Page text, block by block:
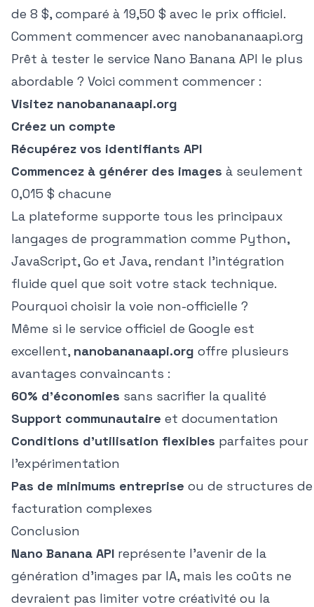
de 8 $, comparé à 19,50 $ avec le prix officiel.
Comment commencer avec nanobananaapi.org
Prêt à tester le service Nano Banana API le plus
abordable ? Voici comment commencer :
Visitez nanobananaapi.org
Créez un compte
Récupérez vos identifiants API
Commencez à générer des images à seulement
0,015 $ chacune
La plateforme supporte tous les principaux
langages de programmation comme Python,
JavaScript, Go et Java, rendant l'intégration
fluide quel que soit votre stack technique.
Pourquoi choisir la voie non-officielle ?
Même si le service officiel de Google est
excellent, nanobananaapi.org offre plusieurs
avantages convaincants :
60% d'économies sans sacrifier la qualité
Support communautaire et documentation
Conditions d'utilisation flexibles parfaites pour
l'expérimentation
Pas de minimums entreprise ou de structures de
facturation complexes
Conclusion
Nano Banana API représente l'avenir de la
génération d'images par IA, mais les coûts ne
devraient pas limiter votre créativité ou la